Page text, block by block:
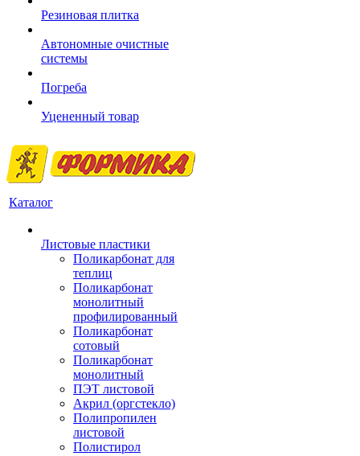
Резиновая плитка
Автономные очистные
системы
Погреба
Уцененный товар
Каталог
Листовые пластики
Поликарбонат для
теплиц
Поликарбонат
монолитный
профилированный
Поликарбонат
сотовый
Поликарбонат
монолитный
ПЭТ листовой
Акрил (оргстекло)
Полипропилен
листовой
Полистирол